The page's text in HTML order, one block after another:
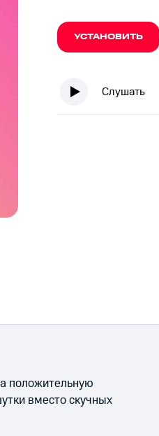
УСТАНОВИТЬ
Слушать
положительную
вместо скучных